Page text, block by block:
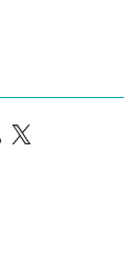
X